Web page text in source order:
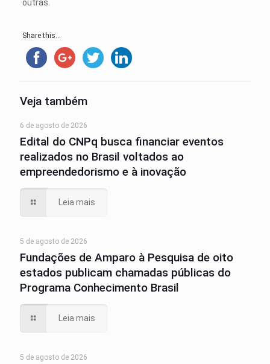
outras.
Share this...
Veja também
6 de agosto de 2026
Edital do CNPq busca financiar eventos
realizados no Brasil voltados ao
empreendedorismo e à inovação
Leia mais
5 de agosto de 2026
Fundações de Amparo à Pesquisa de oito
estados publicam chamadas públicas do
Programa Conhecimento Brasil
Leia mais
5 de agosto de 2026